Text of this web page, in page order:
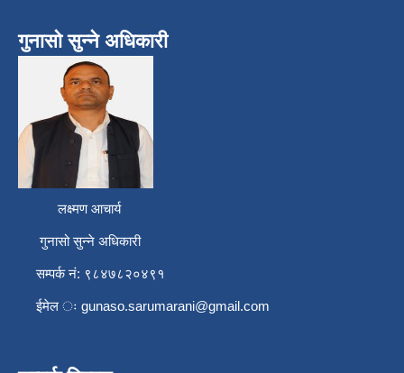
गुनासो सुन्ने अधिकारी
लक्ष्मण आचार्य
गुनासो सुन्ने अधिकारी
सम्पर्क नं: ९८४७८२०४९१
ईमेल ः gunaso.sarumarani@gmail.com